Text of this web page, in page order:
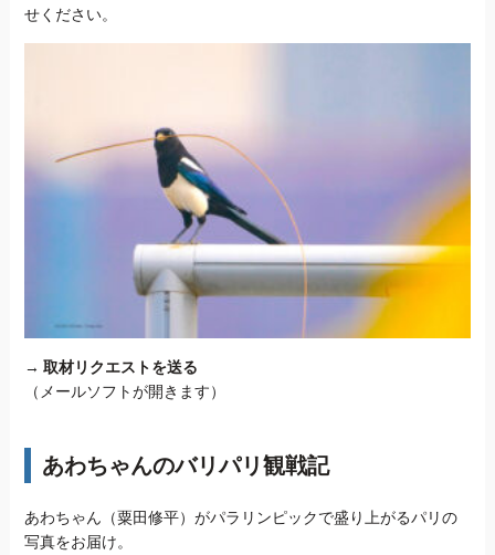
せください。
→ 取材リクエストを送る
（メールソフトが開きます）
あわちゃんのバリパリ観戦記
あわちゃん（粟田修平）がパラリンピックで盛り上がるパリの
写真をお届け。